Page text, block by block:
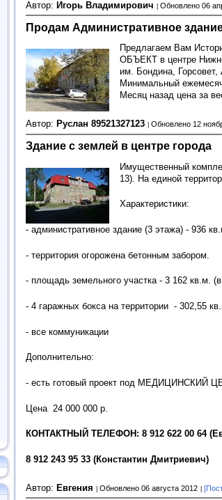
Автор: Игорь Владимирович Обновлено 06
Продам Административное
Предлагаем Вам
ОБЪЕКТ в центре
им. Бондина, Горсовет,
Минимальный
Месяц назад цена за
Автор: Руслан 89521327123 Обновлено 12
Здание с землей в центре города
Имущественный
13). На единой
Характеристики:
- административное здание (3 этажа) - 936
- территория огорожена бетонным забором.
- площадь земельного участка - 3 162 кв.м. (в
- 4 гаражных бокса на территории - 302,55
- все коммуникации
Дополнительно:
- есть готовый проект под МЕДИЦИНСКИЙ
Цена 24 000 000 р.
КОНТАКТНЫЙ ТЕЛЕФОН: 8 912 622 00 64
8 912 243 95 33 (Константин Дмитриевич)
Автор: Евгения Обновлено 06 августа 2012